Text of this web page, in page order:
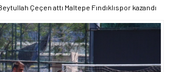
Çeçen attı Maltepe Fındıklıspor kazandı